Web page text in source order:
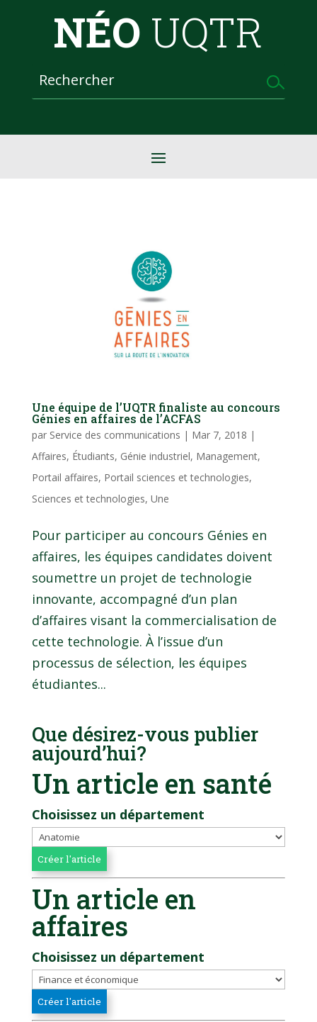
NÉO UQTR
Une équipe de l’UQTR finaliste au concours
Génies en affaires de l’ACFAS
par Service des communications | Mar 7, 2018 |
Affaires, Étudiants, Génie industriel, Management,
Portail affaires, Portail sciences et technologies,
Sciences et technologies, Une
Pour participer au concours Génies en
affaires, les équipes candidates doivent
soumettre un projet de technologie
innovante, accompagné d’un plan
d’affaires visant la commercialisation de
cette technologie. À l’issue d’un
processus de sélection, les équipes
étudiantes...
Que désirez-vous publier
aujourd’hui?
Un article en santé
Choisissez un département
Un article en
affaires
Choisissez un département